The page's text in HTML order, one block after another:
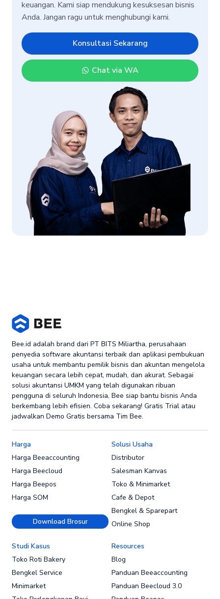
keuangan. Kami siap mendukung kesuksesan bisnis
Anda. Jangan ragu untuk menghubungi kami.
Konsultasi Sekarang
Chat via WA
Bee.id adalah brand dari PT BITS Miliartha, perusahaan
penyedia software akuntansi terbaik dan aplikasi pembukuan
usaha untuk membantu pemilik bisnis dan akuntan mengelola
keuangan secara lebih cepat, mudah, dan akurat. Sebagai
solusi akuntansi UMKM yang telah digunakan ribuan
pengguna di seluruh Indonesia, Bee siap bantu bisnis Anda
berkembang lebih efisien. Coba sekarang! Gratis Trial atau
jadwalkan Demo Gratis bersama Tim Bee.
Harga
Harga Beeaccounting
Harga Beecloud
Harga Beepos
Harga SOM
Download Brosur
Solusi Usaha
Distributor
Salesman Kanvas
Toko & Minimarket
Cafe & Depot
Bengkel & Sparepart
Online Shop
Studi Kasus
Toko Roti Bakery
Bengkel Service
Minimarket
Resources
Blog
Panduan Beeaccounting
Panduan Beecloud 3.0